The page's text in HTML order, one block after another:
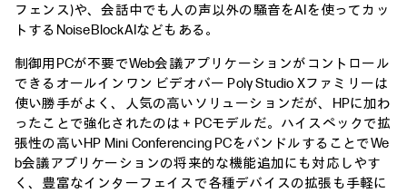
フェンス)や、会話中でも人の声以外の騒音をAIを使ってカッ
トするNoiseBlockAIなどもある。
制御用PCが不要でWeb会議アプリケーションがコントロール
できるオールインワン ビデオバー Poly Studio Xファミリーは
使い勝手がよく、人気の高いソリューションだが、HPに加わ
ったことで強化されたのは＋PCモデルだ。ハイスペックで拡
張性の高いHP Mini Conferencing PCをバンドルすることでWe
b会議アプリケーションの将来的な機能追加にも対応しやす
く、豊富なインターフェイスで各種デバイスの拡張も手軽に